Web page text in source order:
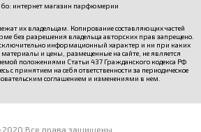
интернет магазин парфюмерии
их владельцам. Копирование составляющих частей
без разрешения владельца авторских прав запрещено.
информационный характер и ни при каких
и цены, размещенные на сайте, не является
положениями Статьи 437 Гражданского кодекса РФ
с принятием на себя ответственности за периодическое
соглашением и изменениями в нем.
Все права защищены.